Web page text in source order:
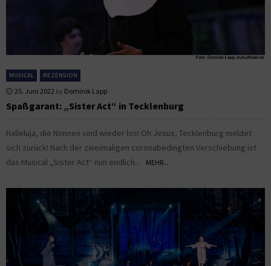
MUSICAL REZENSION
25. Juni 2022 by Dominik Lapp
Spaßgarant: „Sister Act“ in Tecklenburg
Halleluja, die Nonnen sind wieder los! Oh Jesus, Tecklenburg meldet
sich zurück! Nach der zweimaligen coronabedingten Verschiebung ist
das Musical „Sister Act“ nun endlich...
MEHR...